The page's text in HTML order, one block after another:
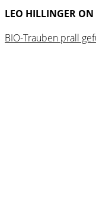
LEO HILLINGER
BIO-Trauben prall